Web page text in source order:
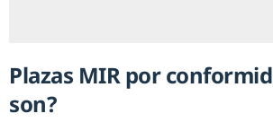
Plazas MIR por
son?